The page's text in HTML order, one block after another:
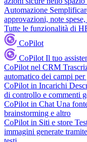
Automazione
approvazioni, note
Tutte le funzionalità di
CoPilot
CoPilot Il tuo
CoPilot nel CRM
automatico dei campi
CoPilot in Incarichi
di controllo e commenti
CoPilot in Chat Una
brainstorming e altro
CoPilot in Siti e store
immagini generate